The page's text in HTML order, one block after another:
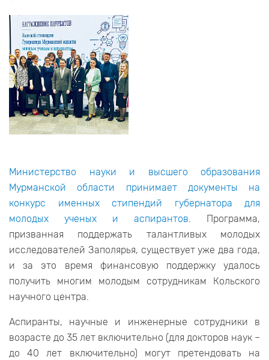
Министерство науки и высшего образования
Мурманской области принимает документы на
конкурс именных стипендий губернатора для
молодых ученых и аспирантов. Программа,
призванная поддержать талантливых молодых
исследователей Заполярья, существует уже два года,
и за это время финансовую поддержку удалось
получить многим молодым сотрудникам Кольского
научного центра.
Аспиранты, научные и инженерные сотрудники в
возрасте до 35 лет включительно (для докторов наук –
до 40 лет включительно) могут претендовать на